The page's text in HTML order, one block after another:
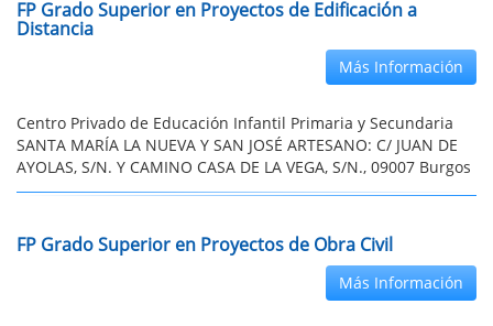
FP Grado Superior en Proyectos de Edificación a
Distancia
Más Información
Centro Privado de Educación Infantil Primaria y Secundaria
SANTA MARÍA LA NUEVA Y SAN JOSÉ ARTESANO: C/ JUAN DE
AYOLAS, S/N. Y CAMINO CASA DE LA VEGA, S/N., 09007 Burgos
FP Grado Superior en Proyectos de Obra Civil
Más Información